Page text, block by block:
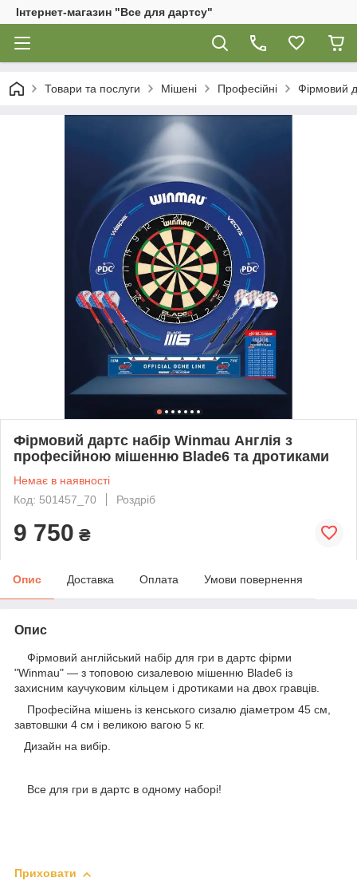
Інтернет-магазин "Все для дартсу"
Товари та послуги Мішені Професійні Фірмовий
Фірмовий дартс набір Winmau Англія з
професійною мішенню Blade6 та дротиками
Немає в наявності
Код: 501457_70
Роздріб
9 750 ₴
Опис Доставка Оплата Умови повернення
Опис
Фірмовий англійський набір для гри в дартс фірми
"Winmau" — з топовою сизалевою мішенню Blade6 із
захисним каучуковим кільцем і дротиками на двох гравців.
Професійна мішень із кенського сизалю діаметром 45 см,
завтовшки 4 см і великою вагою 5 кг.
Дизайн на вибір.
Все для гри в дартс в одному наборі!
Приховати